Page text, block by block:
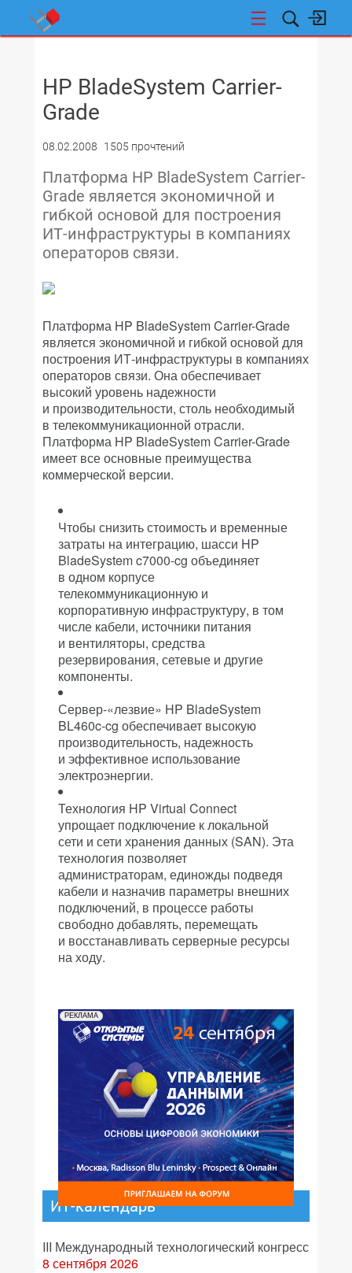
HP BladeSystem Carrier-
Grade
08.02.2008 1505 прочтений
Платформа HP BladeSystem Carrier-
Grade является экономичной и
гибкой основой для построения
ИТ-инфраструктуры в компаниях
операторов связи.
Платформа HP BladeSystem Carrier-Grade
является экономичной и гибкой основой для
построения ИТ-инфраструктуры в компаниях
операторов связи. Она обеспечивает
высокий уровень надежности
и производительности, столь необходимый
в телекоммуникационной отрасли.
Платформа HP BladeSystem Carrier-Grade
имеет все основные преимущества
коммерческой версии.
Чтобы снизить стоимость и временные
затраты на интеграцию, шасси HP
BladeSystem c7000-cg объединяет
в одном корпусе
телекоммуникационную и
корпоративную инфраструктуру, в том
числе кабели, источники питания
и вентиляторы, средства
резервирования, сетевые и другие
компоненты.
Сервер-«лезвие» HP BladeSystem
BL460c-cg обеспечивает высокую
производительность, надежность
и эффективное использование
электроэнергии.
Технология HP Virtual Connect
упрощает подключение к локальной
сети и сети хранения данных (SAN). Эта
технология позволяет
администраторам, единожды подведя
кабели и назначив параметры внешних
подключений, в процессе работы
свободно добавлять, перемещать
и восстанавливать серверные ресурсы
на ходу.
РЕКЛАМА
ИТ-календарь
III Международный технологический конгресс
8 сентября 2026